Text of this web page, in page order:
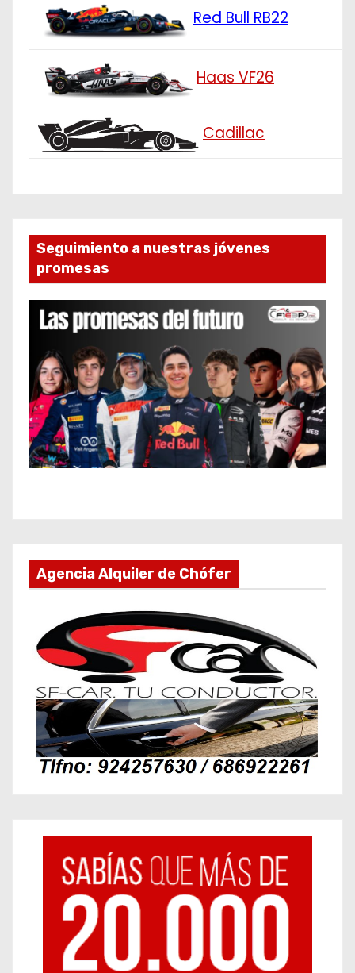
Red Bull RB22
Haas VF26
Cadillac
Seguimiento a nuestras jóvenes
promesas
Agencia Alquiler de Chófer